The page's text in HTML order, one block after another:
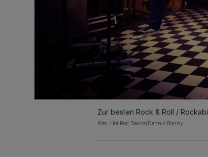
Zur besten Rock & Roll /
Foto: Hot Rod Devils/Dennis Bonny